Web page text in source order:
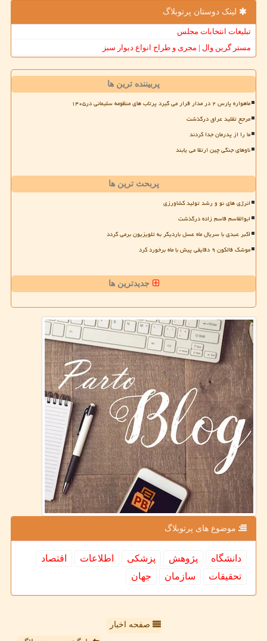
لینک دوستان پرتوبلاگ
تبلیغات انتخابات مجلس
مستر گرین وال | مجری و طراح انواع دیوار سبز
پربیننده ترین ها
ماهواره پارس ۲ در مدار قرار می گیرد پرتاب های منظومه سلیمانی در۱۴۰۵
مرجع تقلید عراق درگذشت
ما را از پدرمان جدا کردند
ناوهای جنگی چین ارتقا می یابند
پربحث ترین ها
انرژی های نو و رشد تولید کشاورزی
ابوالقاسم قاسم زاده درگذشت
اکبر عبدی با سریال ماه عسل باردیگر به تلویزیون برمی گردد
موشک فالکون ۹ دقایقی پیش با ماه برخورد کرد
جدیدترین ها
موضوع های پرتوبلاگ
دانشگاه پژوهش پزشكی اطلاعات
اقتصاد
تحقیقات
سازمان جهان
صفحه اخبار